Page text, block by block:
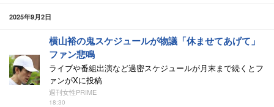
2025年9月2日
横山裕の鬼スケジュールが物議「休ませてあげて」
ファン悲鳴
ライブや番組出演など過密スケジュールが月末まで続くとフ
ァンがXに投稿
週刊女性PRIME
18:30